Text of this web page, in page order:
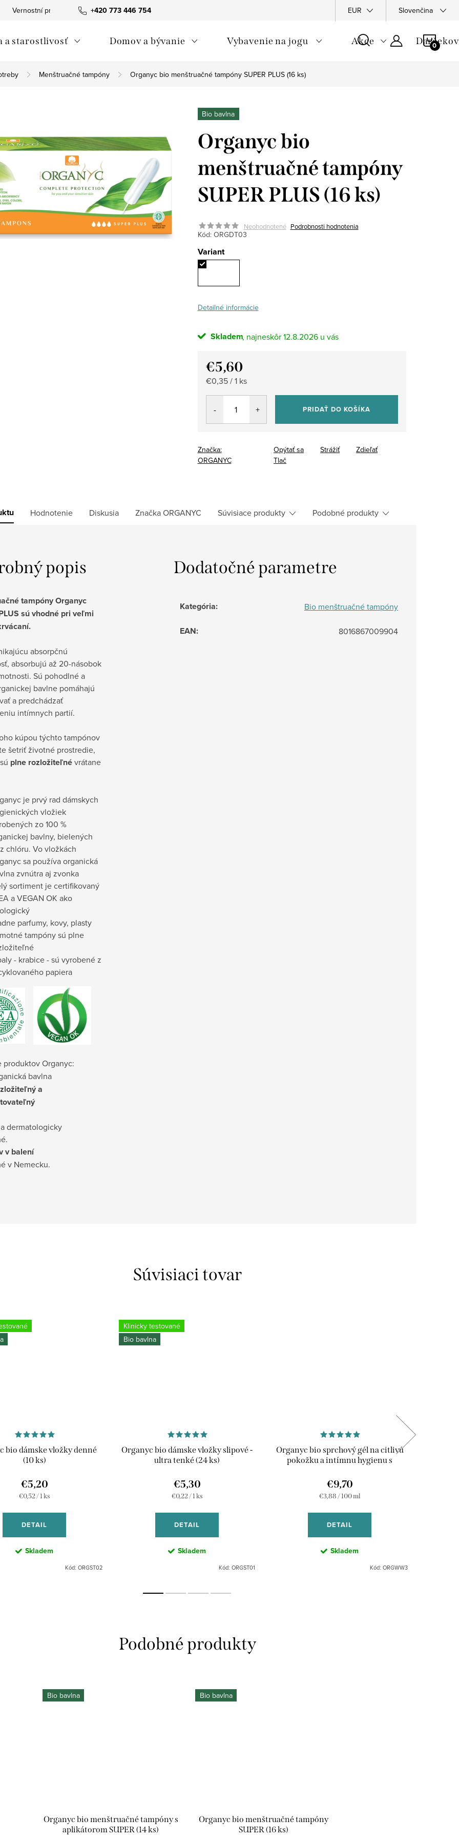
+420 773 446 754
Vernostní program Tabuľka veľkostí The Spirit of OM Podmienky ochrany osobných údajov
EUR Slovenčina
a starostlivosť Domov a bývanie Vybavenie na jogu Akce
Menštruačné tampóny Organyc bio menštruačné tampóny SUPER PLUS (16 ks)
Bio bavlna
Organyc bio
menštruačné tampóny
SUPER PLUS (16 ks)
Neohodnotené Podrobnosti hodnotenia
Kód: ORGDT03
Variant
Detailné informácie
Skladem 12.8.2026
€5,60
Jednotková
cena:
€0,35 / 1 ks
PRIDAŤ DO KOŠÍKA
Značka:
ORGANYC
Tlač
Opýtať sa Strážiť Zdieľať
Hodnotenie Diskusia ZnačkaORGANYC Súvisiace produkty Podobné produkty
popis
tampóny Organyc
sú vhodné pri veľmi
absorpčnú
absorbujú až 20-násobok
Sú pohodlné a
bavlne pomáhajú
a predchádzať
intímnych partií.
kúpou týchto tampónov
šetriť životné prostredie,
plne rozložiteľnévrátane
je prvý rad dámskych
vložiek
zo 100 %
bavlny, bielených
chlóru. Vo vložkách
sa používa organická
zvnútra aj zvonka
sortiment je certifikovaný
a VEGAN OK ako
parfumy, kovy, plasty
tampóny sú plne
- krabice - sú vyrobené z
papiera
produktov Organyc:
bavlna
a
dermatologicky
v balení
v Nemecku.
Dodatočné parametre
Kategória: Bio menštruačné tampóny
EAN: 8016867009904
Súvisiaci tovar
bio dámske vložky denné
(10 ks)
€5,20
Jednotková
€0,52 / 1 ks
DETAIL
Skladem
Kód: ORGST02
Klinicky testované
Bio bavlna
Organyc bio dámske vložky slipové -
ultra tenké (24 ks)
€5,30
Jednotková
€0,22 / 1 ks
DETAIL
Skladem
Kód: ORGST01
Organyc bio sprchový gél na citlivú
pokožku a intímnu hygienu s
€9,70
Jednotková
€3,88 / 100 ml
DETAIL
Skladem
Kód: ORGWW3
Bio bavlna
Organyc bio menštruačné tampóny s
aplikátorom SUPER (14 ks)
Bio bavlna
Organyc bio menštruačné tampóny
SUPER (16 ks)